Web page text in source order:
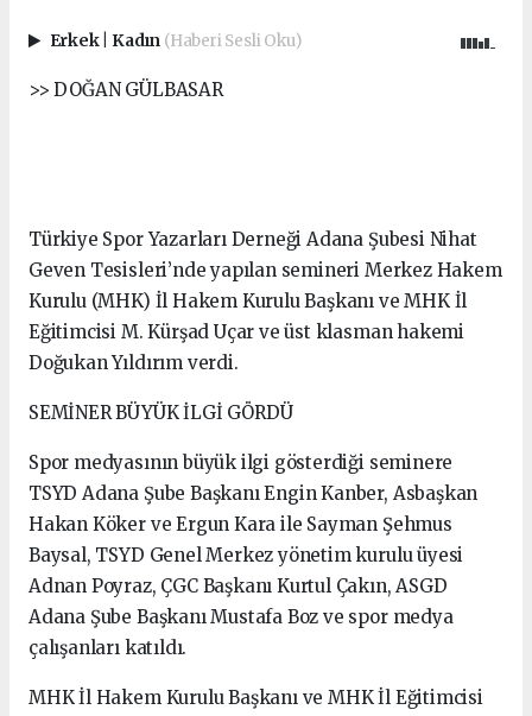
Erkek Kadın (Haberi Sesli Oku)
>> DOĞAN GÜLBASAR
Türkiye Spor Yazarları Derneği Adana Şubesi Nihat
Geven Tesisleri’nde yapılan semineri Merkez Hakem
Kurulu (MHK) İl Hakem Kurulu Başkanı ve MHK İl
Eğitimcisi M. Kürşad Uçar ve üst klasman hakemi
Doğukan Yıldırım verdi.
SEMİNER BÜYÜK İLGİ GÖRDÜ
Spor medyasının büyük ilgi gösterdiği seminere
TSYD Adana Şube Başkanı Engin Kanber, Asbaşkan
Hakan Köker ve Ergun Kara ile Sayman Şehmus
Baysal, TSYD Genel Merkez yönetim kurulu üyesi
Adnan Poyraz, ÇGC Başkanı Kurtul Çakın, ASGD
Adana Şube Başkanı Mustafa Boz ve spor medya
çalışanları katıldı.
MHK İl Hakem Kurulu Başkanı ve MHK İl Eğitimcisi